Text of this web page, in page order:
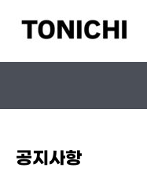
로
뛰
공지사항